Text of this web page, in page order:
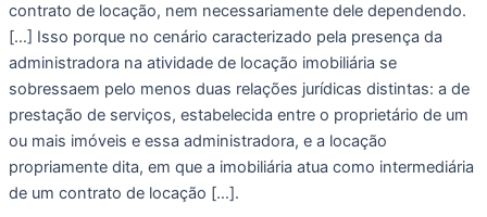
contrato de locação, nem necessariamente dele dependendo.
[…] Isso porque no cenário caracterizado pela presença da
administradora na atividade de locação imobiliária se
sobressaem pelo menos duas relações jurídicas distintas: a de
prestação de serviços, estabelecida entre o proprietário de um
ou mais imóveis e essa administradora, e a locação
propriamente dita, em que a imobiliária atua como intermediária
de um contrato de locação […].